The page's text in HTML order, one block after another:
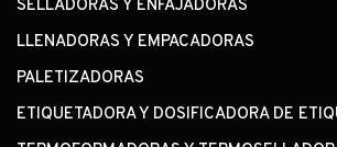
SELLADORAS Y ENFAJADORAS
LLENADORAS Y EMPACADORAS
PALETIZADORAS
ETIQUETADORA Y DOSIFICADORA DE